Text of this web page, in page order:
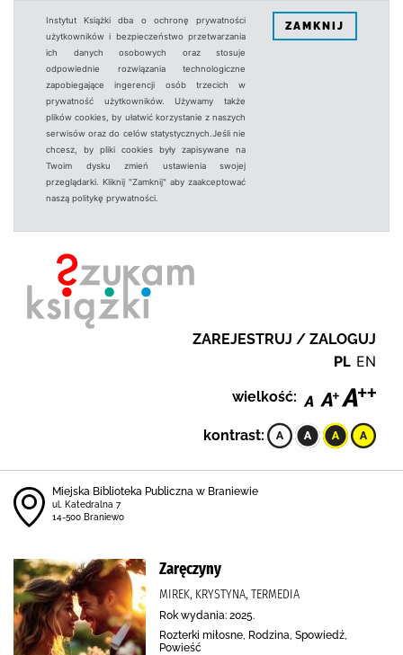
Instytut Książki dba o ochronę prywatności
użytkowników i bezpieczeństwo przetwarzania
ich danych osobowych oraz stosuje
odpowiednie rozwiązania technologiczne
zapobiegające ingerencji osób trzecich w
prywatność użytkowników. Używamy także
plików cookies, by ułatwić korzystanie z naszych
serwisów oraz do celów statystycznych.Jeśli nie
chcesz, by pliki cookies były zapisywane na
Twoim dysku zmień ustawienia swojej
przeglądarki. Kliknij "Zamknij" aby zaakceptować
naszą politykę prywatności.
ZAMKNIJ
ZAREJESTRUJ / ZALOGUJ
PL EN
wielkość:
kontrast:
Miejska Biblioteka Publiczna w Braniewie
ul. Katedralna 7
14-500 Braniewo
Zaręczyny
MIREK, KRYSTYNA, TERMEDIA
Rok wydania: 2025.
Rozterki miłosne, Rodzina, Spowiedź,
Powieść